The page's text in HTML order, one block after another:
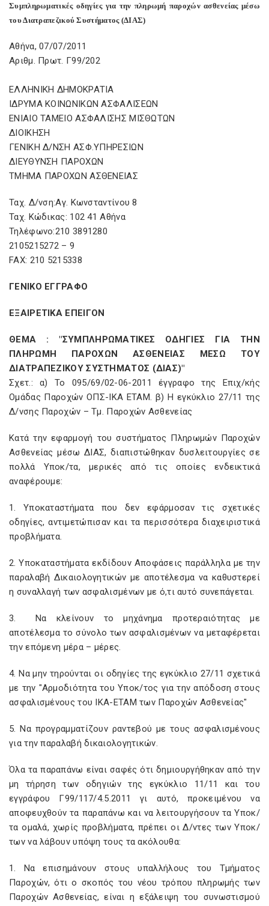
Συμπληρωματικές οδηγίες για την πληρωμή παροχών ασθενείας μέσω
του Διατραπεζικού Συστήματος (ΔΙΑΣ)
Αθήνα, 07/07/2011
Αριθμ. Πρωτ. Γ99/202
ΕΛΛΗΝΙΚΗ ΔΗΜΟΚΡΑΤΙΑ
ΙΔΡΥΜΑ ΚΟΙΝΩΝΙΚΩΝ ΑΣΦΑΛΙΣΕΩΝ
ΕΝΙΑΙΟ ΤΑΜΕΙΟ ΑΣΦΑΛΙΣΗΣ ΜΙΣΘΩΤΩΝ
ΔΙΟΙΚΗΣΗ
ΓΕΝΙΚΗ Δ/ΝΣΗ ΑΣΦ.ΥΠΗΡΕΣΙΩΝ
ΔΙΕΥΘΥΝΣΗ ΠΑΡΟΧΩΝ
ΤΜΗΜΑ ΠΑΡΟΧΩΝ ΑΣΘΕΝΕΙΑΣ
Ταχ. Δ/νση:Αγ. Κωνσταντίνου 8
Ταχ. Κώδικας: 102 41 Αθήνα
Τηλέφωνο:210 3891280
2105215272 – 9
FAX: 210 5215338
ΓΕΝΙΚΟ ΕΓΓΡΑΦΟ
ΕΞΑΙΡΕΤΙΚΑ ΕΠΕΙΓΟΝ
ΘΕΜΑ : "ΣΥΜΠΛΗΡΩΜΑΤΙΚΕΣ ΟΔΗΓΙΕΣ ΓΙΑ ΤΗΝ
ΠΛΗΡΩΜΗ ΠΑΡΟΧΩΝ ΑΣΘΕΝΕΙΑΣ ΜΕΣΩ ΤΟΥ
ΔΙΑΤΡΑΠΕΖΙΚΟΥ ΣΥΣΤΗΜΑΤΟΣ (ΔΙΑΣ)"
Σχετ.: α) Το 095/69/02-06-2011 έγγραφο της Επιχ/κής
Ομάδας Παροχών ΟΠΣ-ΙΚΑ ΕΤΑΜ. β) Η εγκύκλιο 27/11 της
Δ/νσης Παροχών – Τμ. Παροχών Ασθενείας
Κατά την εφαρμογή του συστήματος Πληρωμών Παροχών
Ασθενείας μέσω ΔΙΑΣ, διαπιστώθηκαν δυσλειτουργίες σε
πολλά Υποκ/τα, μερικές από τις οποίες ενδεικτικά
αναφέρουμε:
1. Υποκαταστήματα που δεν εφάρμοσαν τις σχετικές
οδηγίες, αντιμετώπισαν και τα περισσότερα διαχειριστικά
προβλήματα.
2. Υποκαταστήματα εκδίδουν Αποφάσεις παράλληλα με την
παραλαβή Δικαιολογητικών με αποτέλεσμα να καθυστερεί
η συναλλαγή των ασφαλισμένων με ό,τι αυτό συνεπάγεται.
3. Να κλείνουν το μηχάνημα προτεραιότητας με
αποτέλεσμα το σύνολο των ασφαλισμένων να μεταφέρεται
την επόμενη μέρα – μέρες.
4. Να μην τηρούνται οι οδηγίες της εγκύκλιο 27/11 σχετικά
με την "Αρμοδιότητα του Υποκ/τος για την απόδοση στους
ασφαλισμένους του ΙΚΑ-ΕΤΑΜ των Παροχών Ασθενείας"
5. Να προγραμματίζουν ραντεβού με τους ασφαλισμένους
για την παραλαβή δικαιολογητικών.
Όλα τα παραπάνω είναι σαφές ότι δημιουργήθηκαν από την
μη τήρηση των οδηγιών της εγκύκλιο 11/11 και του
εγγράφου Γ99/117/4.5.2011 γι αυτό, προκειμένου να
αποφευχθούν τα παραπάνω και να λειτουργήσουν τα Υποκ/
τα ομαλά, χωρίς προβλήματα, πρέπει οι Δ/ντες των Υποκ/
των να λάβουν υπόψη τους τα ακόλουθα:
1. Να επισημάνουν στους υπαλλήλους του Τμήματος
Παροχών, ότι ο σκοπός του νέου τρόπου πληρωμής των
Παροχών Ασθενείας, είναι η εξάλειψη του συνωστισμού